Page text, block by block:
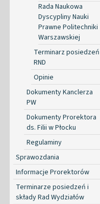
Rada Naukowa
Dyscypliny Nauki
Prawne Politechniki
Warszawskiej
Terminarz posiedzeń
RND
Opinie
Dokumenty Kanclerza
PW
Dokumenty Prorektora
ds. Filii w Płocku
Regulaminy
Sprawozdania
Informacje Prorektorów
Terminarze posiedzeń i
składy Rad Wydziałów